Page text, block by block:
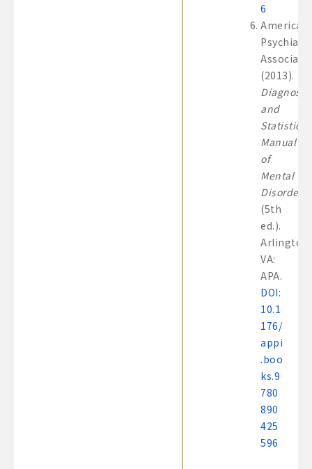
6
American
(2013).
and
Statistical
Manual
of
Mental
Disorders
(5th
ed.).
Arlington,
VA:
APA.
DOI:
10.1
176/
appi
.boo
ks.9
780
890
425
596